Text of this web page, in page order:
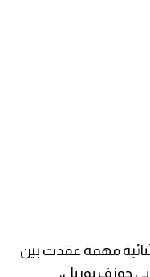
مهمة عقدت بين
جوزف بوريل،